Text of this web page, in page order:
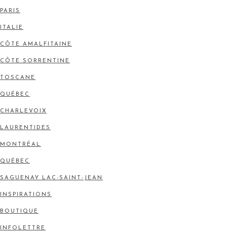
PARIS
ITALIE
CÔTE AMALFITAINE
CÔTE SORRENTINE
TOSCANE
QUÉBEC
CHARLEVOIX
LAURENTIDES
MONTRÉAL
QUÉBEC
SAGUENAY LAC-SAINT-JEAN
INSPIRATIONS
BOUTIQUE
INFOLETTRE